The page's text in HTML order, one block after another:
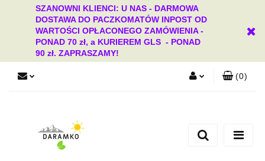
SZANOWNI KLIENCI: U NAS - DARMOWA
DOSTAWA DO PACZKOMATÓW INPOST OD
WARTOŚCI OPŁACONEGO ZAMÓWIENIA -
PONAD 70 zł, a KURIEREM GLS - PONAD
90 zł. ZAPRASZAMY!
Dodaj zgłoszenie
(0)